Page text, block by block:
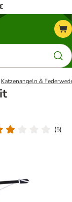
Katzenangeln &
(5)